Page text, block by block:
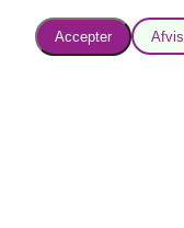
Accepter Afvis